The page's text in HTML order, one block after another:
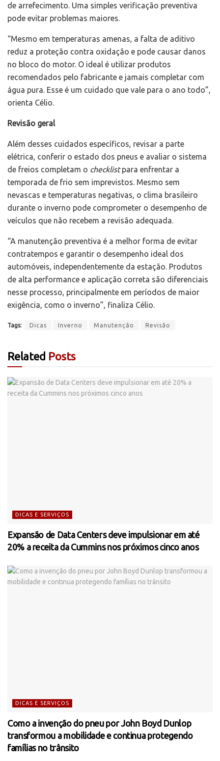
de arrefecimento. Uma simples verificação preventiva
pode evitar problemas maiores.
“Mesmo em temperaturas amenas, a falta de aditivo
reduz a proteção contra oxidação e pode causar danos
no bloco do motor. O ideal é utilizar produtos
recomendados pelo fabricante e jamais completar com
água pura. Esse é um cuidado que vale para o ano todo”,
orienta Célio.
Revisão geral
Além desses cuidados específicos, revisar a parte
elétrica, conferir o estado dos pneus e avaliar o sistema
de freios completam o checklistpara enfrentar a
temporada de frio sem imprevistos. Mesmo sem
nevascas e temperaturas negativas, o clima brasileiro
durante o inverno pode comprometer o desempenho de
veículos que não recebem a revisão adequada.
“A manutenção preventiva é a melhor forma de evitar
contratempos e garantir o desempenho ideal dos
automóveis, independentemente da estação. Produtos
de alta performance e aplicação correta são diferenciais
nesse processo, principalmente em períodos de maior
exigência, como o inverno”, finaliza Célio.
Tags: Dicas Inverno Manutenção Revisão
Related Posts
DICAS E SERVIÇOS
Expansão de Data Centers deve impulsionar em até
20% a receita da Cummins nos próximos cinco anos
DICAS E SERVIÇOS
Como a invenção do pneu por John Boyd Dunlop
transformou a mobilidade e continua protegendo
famílias no trânsito